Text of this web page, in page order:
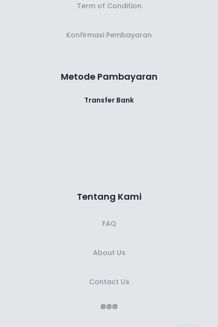
Term of Condition
Konfirmasi Pembayaran
Metode Pambayaran
Transfer Bank
Tentang Kami
FAQ
About Us
Contact Us
Instagram
Instagram
Instagram